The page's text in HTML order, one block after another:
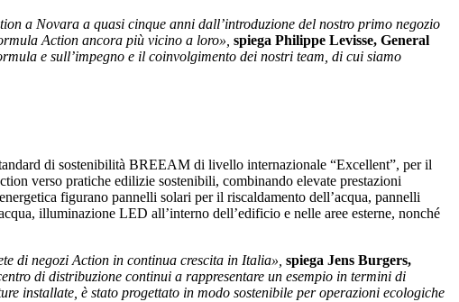
a Novara a quasi cinque anni dall’introduzione del nostro primo negozio
Action ancora più vicino a loro», spiega Philippe Levisse, General
e sull’impegno e il coinvolgimento dei nostri team, di cui siamo
di sostenibilità BREEAM di livello internazionale “Excellent”, per il
verso pratiche edilizie sostenibili, combinando elevate prestazioni
figurano pannelli solari per il riscaldamento dell’acqua, pannelli
illuminazione LED all’interno dell’edificio e nelle aree esterne, nonché
di negozi Action in continua crescita in Italia», spiega Jens Burgers,
di distribuzione continui a rappresentare un esempio in termini di
installate, è stato progettato in modo sostenibile per operazioni ecologiche